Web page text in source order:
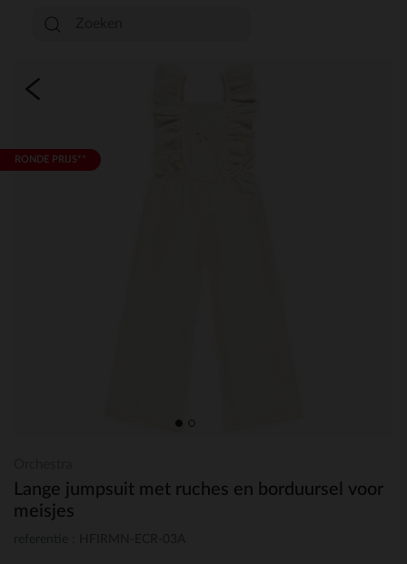
RONDE PRIJS**
Lange jumpsuit met ruches en borduursel voor
meisjes